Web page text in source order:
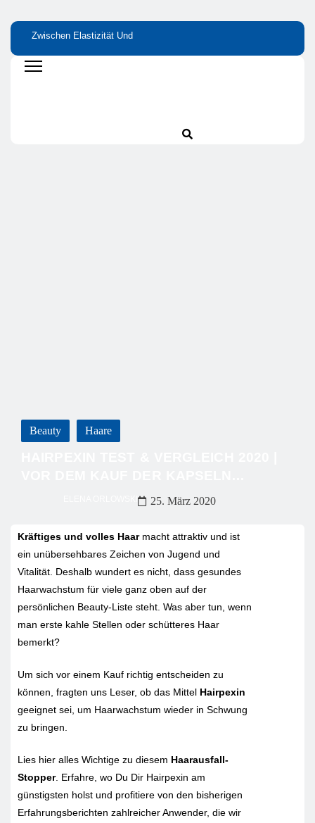
Zwischen Elastizität Und
Grundlage Von Haut Und
Beauty Haare
25. März 2020
Kräftiges und volles Haarmacht attraktiv und ist
ein unübersehbares Zeichen von Jugend und
Vitalität. Deshalb wundert es nicht, dass gesundes
Haarwachstum für viele ganz oben auf der
persönlichen Beauty-Liste steht. Was aber tun, wenn
man erste kahle Stellen oder schütteres Haar
bemerkt?
Um sich vor einem Kauf richtig entscheiden zu
können, fragten uns Leser, ob das Mittel Hairpexin
geeignet sei, um Haarwachstum wieder in Schwung
zu bringen.
Lies hier alles Wichtige zu diesem Haarausfall-
Stopper. Erfahre, wo Du Dir Hairpexin am
günstigsten holst und profitiere von den bisherigen
Erfahrungsberichten zahlreicher Anwender, die wir